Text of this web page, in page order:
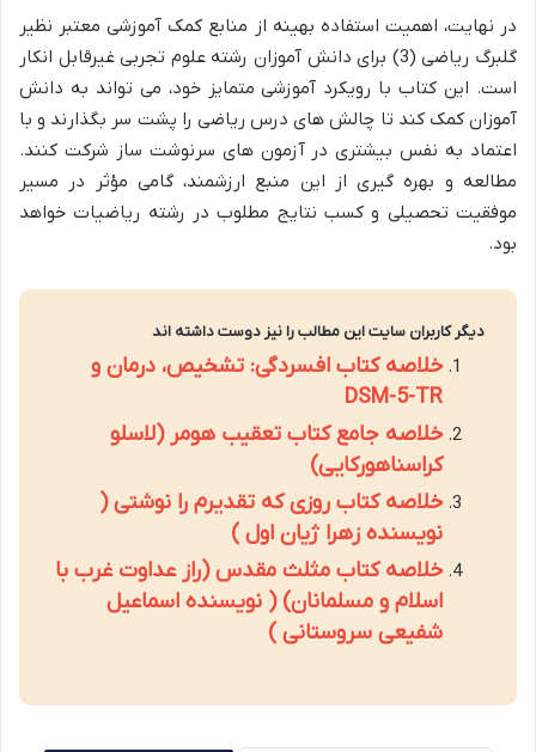
در نهایت، اهمیت استفاده بهینه از منابع کمک آموزشی معتبر نظیر
گلبرگ ریاضی (3) برای دانش آموزان رشته علوم تجربی غیرقابل انکار
است. این کتاب با رویکرد آموزشی متمایز خود، می تواند به دانش
آموزان کمک کند تا چالش های درس ریاضی را پشت سر بگذارند و با
اعتماد به نفس بیشتری در آزمون های سرنوشت ساز شرکت کنند.
مطالعه و بهره گیری از این منبع ارزشمند، گامی مؤثر در مسیر
موفقیت تحصیلی و کسب نتایج مطلوب در رشته ریاضیات خواهد
بود.
دیگر کاربران سایت این مطالب را نیز دوست داشته اند
خلاصه کتاب افسردگی: تشخیص، درمان و
DSM-5-TR
خلاصه جامع کتاب تعقیب هومر (لاسلو
کراسناهورکایی)
خلاصه کتاب روزی که تقدیرم را نوشتی (
نویسنده زهرا ژیان اول )
خلاصه کتاب مثلث مقدس (راز عداوت غرب با
اسلام و مسلمانان) ( نویسنده اسماعیل
شفیعی سروستانی )